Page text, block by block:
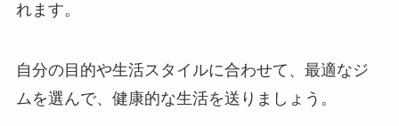
れます。
自分の目的や生活スタイルに合わせて、最適なジ
ムを選んで、健康的な生活を送りましょう。